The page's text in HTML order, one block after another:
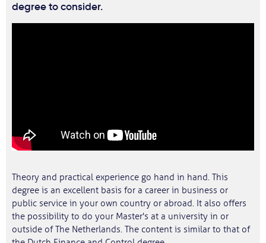
degree to consider.
Theory and practical experience go hand in hand. This
degree is an excellent basis for a career in business or
public service in your own country or abroad. It also offers
the possibility to do your Master's at a university in or
outside of The Netherlands. The content is similar to that of